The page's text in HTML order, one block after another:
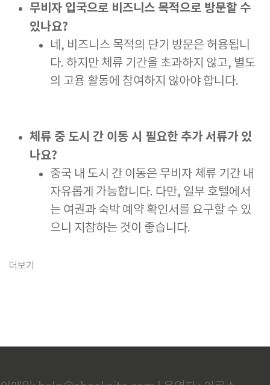
무비자 입국으로 비즈니스 목적으로 방문할 수
있나요?
네, 비즈니스 목적의 단기 방문은 허용됩니
다. 하지만 체류 기간을 초과하지 않고, 별도
의 고용 활동에 참여하지 않아야 합니다.
체류 중 도시 간 이동 시 필요한 추가 서류가 있
나요?
중국 내 도시 간 이동은 무비자 체류 기간 내
자유롭게 가능합니다. 다만, 일부 호텔에서
는 여권과 숙박 예약 확인서를 요구할 수 있
으니 지참하는 것이 좋습니다.
더보기